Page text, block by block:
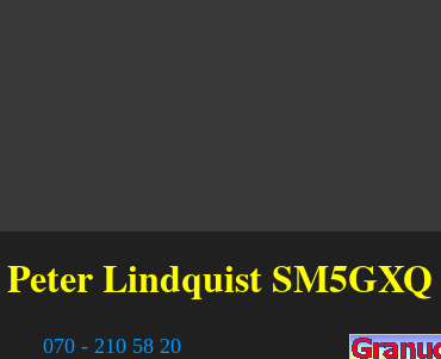
Peter Lindquist SM5GXQ
070 - 210 58 20